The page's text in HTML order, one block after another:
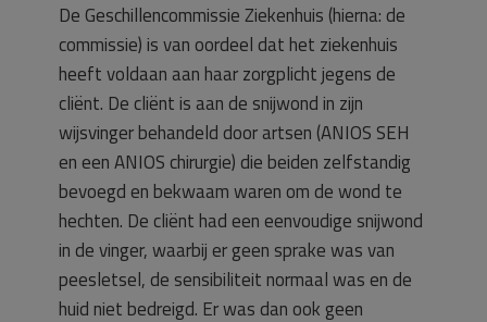
De Geschillencommissie Ziekenhuis (hierna: de
commissie) is van oordeel dat het ziekenhuis
heeft voldaan aan haar zorgplicht jegens de
cliënt. De cliënt is aan de snijwond in zijn
wijsvinger behandeld door artsen (ANIOS SEH
en een ANIOS chirurgie) die beiden zelfstandig
bevoegd en bekwaam waren om de wond te
hechten. De cliënt had een eenvoudige snijwond
in de vinger, waarbij er geen sprake was van
peesletsel, de sensibiliteit normaal was en de
huid niet bedreigd. Er was dan ook geen